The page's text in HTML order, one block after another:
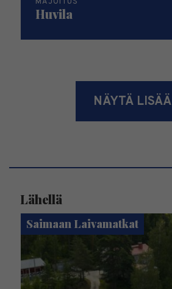
Huvila
NÄYTÄ LISÄÄ
Lähellä
Saimaan Laivamatkat